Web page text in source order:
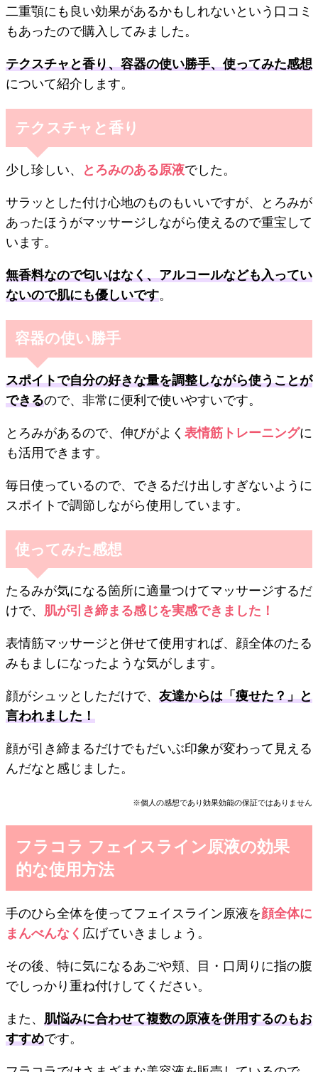
二重顎にも良い効果があるかもしれないという口コミ
もあったので購入してみました。
テクスチャと香り、容器の使い勝手、使ってみた感想
について紹介します。
テクスチャと香り
少し珍しい、 とろみのある原液でした。
サラッとした付け心地のものもいいですが、とろみが
あったほうがマッサージしながら使えるので重宝して
います。
無香料なので匂いはなく、アルコールなども入ってい
ないので肌にも優しいです。
容器の使い勝手
スポイトで自分の好きな量を調整しながら使うことが
できるので、非常に便利で使いやすいです。
とろみがあるので、伸びがよく 表情筋トレーニングに
も活用できます。
毎日使っているので、できるだけ出しすぎないように
スポイトで調節しながら使用しています。
使ってみた感想
たるみが気になる箇所に適量つけてマッサージするだ
けで、 肌が引き締まる感じを実感できました！
表情筋マッサージと併せて使用すれば、顔全体のたる
みもましになったような気がします。
顔がシュッとしただけで、 友達からは「痩せた？」と
言われました！
顔が引き締まるだけでもだいぶ印象が変わって見える
んだなと感じました。
※個人の感想であり効果効能の保証ではありません
フラコラ フェイスライン原液の効果
的な使用方法
手のひら全体を使ってフェイスライン原液を顔全体に
まんべんなく 広げていきましょう。
その後、特に気になるあごや頬、目・口周りに指の腹
でしっかり重ね付けしてください。
また、 肌悩みに合わせて複数の原液を併用するのもお
すすめです。